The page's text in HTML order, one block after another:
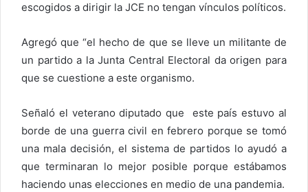
escogidos a dirigir la JCE no tengan vínculos políticos.
Agregó que “el hecho de que se lleve un militante de
un partido a la Junta Central Electoral da origen para
que se cuestione a este organismo.
Señaló el veterano diputado que este país estuvo al
borde de una guerra civil en febrero porque se tomó
una mala decisión, el sistema de partidos lo ayudó a
que terminaran lo mejor posible porque estábamos
haciendo unas elecciones en medio de una pandemia.